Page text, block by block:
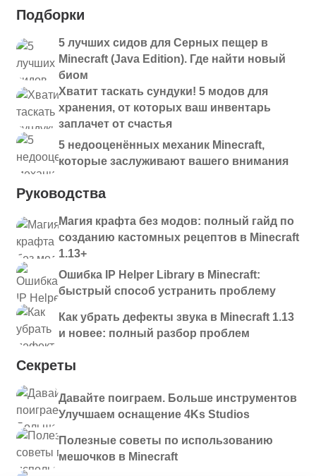
Подборки
5 лучших сидов для Серных пещер в
Minecraft (Java Edition). Где найти новый
биом
Хватит таскать сундуки! 5 модов для
хранения, от которых ваш инвентарь
заплачет от счастья
5 недооценённых механик Minecraft,
которые заслуживают вашего внимания
Руководства
Магия крафта без модов: полный гайд по
созданию кастомных рецептов в Minecraft
1.13+
Ошибка IP Helper Library в Minecraft:
быстрый способ устранить проблему
Как убрать дефекты звука в Minecraft 1.13
и новее: полный разбор проблем
Секреты
Давайте поиграем. Больше инструментов
Улучшаем оснащение 4Ks Studios
Полезные советы по использованию
мешочков в Minecraft